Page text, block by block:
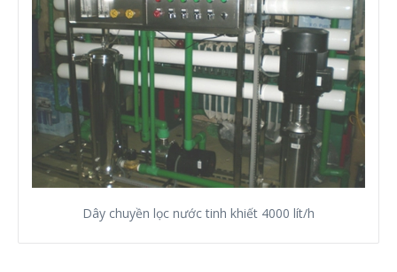
Dây chuyền lọc nước tinh khiết 4000 lít/h